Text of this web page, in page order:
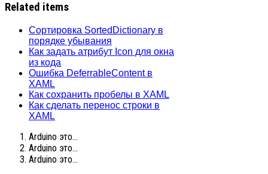
Related items
Сортировка SortedDictionary в
порядке убывания
Как задать атрибут Icon для окна
из кода
Ошибка DeferrableContent в
XAML
Как сохранить пробелы в XAML
Как сделать перенос строки в
XAML
Arduino это...
Arduino это...
Arduino это...